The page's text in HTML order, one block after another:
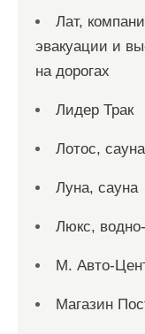
Лат,
эвакуации и
на дорогах
Лидер Трак
Лотос, сауна
Луна, сауна
Люкс,
М. Авто-
Магазин